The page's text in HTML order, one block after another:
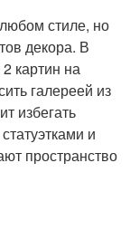
стиле, но
декора. В
картин на
галереей из
избегать
и
пространство